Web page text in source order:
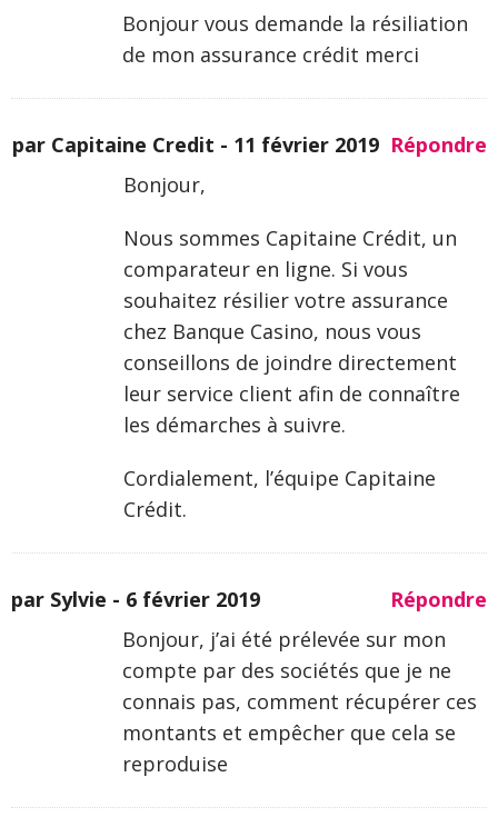
Bonjour vous demande la résiliation
de mon assurance crédit merci
par Capitaine Credit - 11 février 2019 Répondre
Bonjour,
Nous sommes Capitaine Crédit, un
comparateur en ligne. Si vous
souhaitez résilier votre assurance
chez Banque Casino, nous vous
conseillons de joindre directement
leur service client afin de connaître
les démarches à suivre.
Cordialement, l’équipe Capitaine
Crédit.
par Sylvie - 6 février 2019
Répondre
Bonjour, j’ai été prélevée sur mon
compte par des sociétés que je ne
connais pas, comment récupérer ces
montants et empêcher que cela se
reproduise